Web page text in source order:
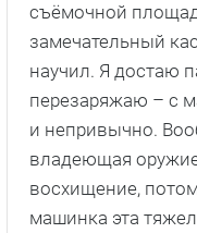
съёмочной
замечательный
научил. Я достаю
перезаряжаю – с
и непривычно.
владеющая
восхищение,
машинка эта